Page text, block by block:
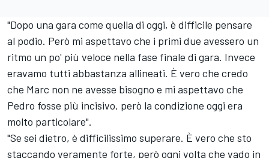
"Dopo una gara come quella di oggi, è difficile pensare
al podio. Però mi aspettavo che i primi due avessero un
ritmo un po' più veloce nella fase finale di gara. Invece
eravamo tutti abbastanza allineati. È vero che credo
che Marc non ne avesse bisogno e mi aspettavo che
Pedro fosse più incisivo, però la condizione oggi era
molto particolare".
"Se sei dietro, è difficilissimo superare. È vero che sto
staccando veramente forte, però ogni volta che vado in